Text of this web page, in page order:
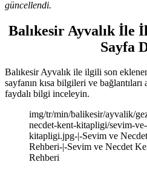
güncellendi.
Balıkesir Ayvalık İle
Sayfa
Balıkesir Ayvalık ile ilgili son
sayfanın kısa bilgileri ve bağlantıları
faydalı bilgi inceleyin.
img/tr/min/balikesir/ayvalik/
necdet-kent-kitapligi/sevim-
kitapligi.jpg-|-Sevim ve
Rehberi-|-Sevim ve Necdet
Rehberi